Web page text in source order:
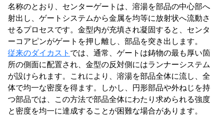
名称のとおり、センターゲートは、溶湯を部品の中心部へ
射出し、ゲートシステムから金属を均等に放射状へ流動さ
せるプロセスです。金型内が充填され凝固すると、センタ
ーコアピンがゲートを押し離し、部品を突き出します。
従来のダイカスト では、通常、ゲートは鋳物の最も厚い箇
所の側面に配置され、金型の反対側にはランナーシステム
が設けられます。これにより、溶湯を部品全体に流し、全
体で均一な密度を得ます。しかし、円形部品や外ねじを持
つ部品では、この方法で部品全体にわたり求められる強度
と密度を均一に達成することが困難な場合があります。